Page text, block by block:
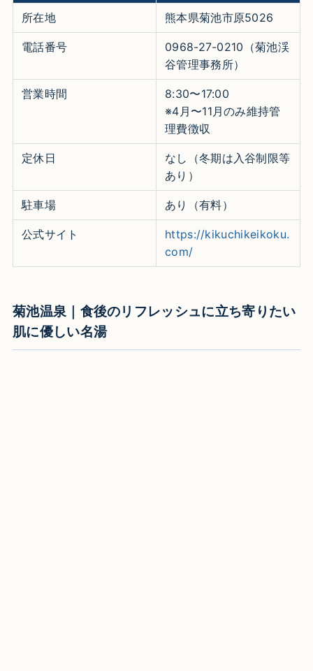
所在地 熊本県菊池市原5026
電話番号
0968-27-0210（菊池渓
谷管理事務所）
営業時間
8:30〜17:00
※4月〜11月のみ維持管
理費徴収
定休日
なし（冬期は入谷制限等
あり）
駐車場 あり（有料）
公式サイト
https://kikuchikeikoku.
com/
菊池温泉｜食後のリフレッシュに立ち寄りたい
肌に優しい名湯